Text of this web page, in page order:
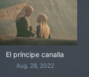
El príncipe canalla
Aug. 28, 2022